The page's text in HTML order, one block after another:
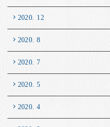
2020. 12
2020. 8
2020. 7
2020. 5
2020. 4